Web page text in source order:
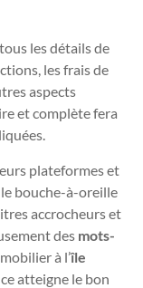
les détails de
les frais de
aspects
et complète fera
plateformes et
bouche-à-oreille
accrocheurs et
des mots-
à l’île
atteigne le bon